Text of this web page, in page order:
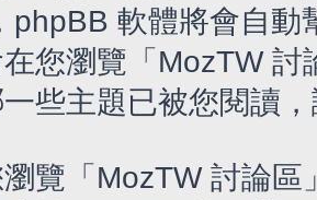
phpBB 軟體將會自動
您瀏覽「MozTW
些主題已被您閱讀
覽「MozTW 討論